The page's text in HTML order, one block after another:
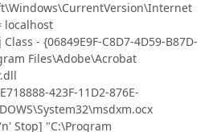
localhost
- {06849E9F-C8D7-4D59-B87D-
Files\Adobe\Acrobat
423F-11D2-876E-
Stop] "C:\Program